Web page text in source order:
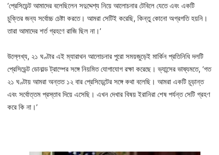
‘প্রেসিডেন্ট আমাদের বলেছিলেন সদুদ্দেশ্য নিয়ে আলোচনার টেবিলে যেতে এবং একটি
চুক্তির জন্য সর্বোচ্চ চেষ্টা করতে। আমরা সেটিই করেছি, কিন্তু কোনো অগ্রগতি হয়নি।
তারা আমাদের শর্ত গ্রহণে রাজি ছিল না।’
উল্লেখ্য, ২১ ঘণ্টার এই ম্যারাথন আলোচনার পুরো সময়জুড়েই মার্কিন প্রতিনিধি দলটি
প্রেসিডেন্ট ডোনাল্ড ট্রাম্পের সঙ্গে নিয়মিত যোগাযোগ রক্ষা করেছে। ভ্যান্সের ভাষ্যমতে, ‘গত
২১ ঘণ্টায় আমরা অন্তত ১২ বার প্রেসিডেন্টের সঙ্গে কথা বলেছি। আমরা একটি চূড়ান্ত
এবং সর্বোত্তম প্রস্তাব দিয়ে এসেছি। এখন দেখার বিষয় ইরানিরা শেষ পর্যন্ত সেটি গ্রহণ
করে কি না।’